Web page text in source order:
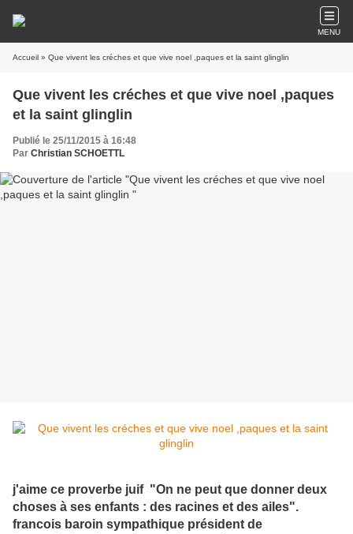
MENU
Accueil » Que vivent les créches et que vive noel ,paques et la saint glinglin
Que vivent les créches et que vive noel ,paques
et la saint glinglin
Publié le 25/11/2015 à 16:48
Par Christian SCHOETTL
j'aime ce proverbe juif "On ne peut que donner deux
choses à ses enfants : des racines et des ailes".
francois baroin sympathique président de